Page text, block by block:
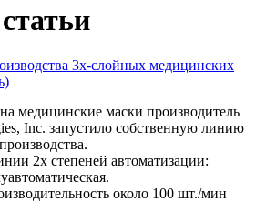
3х-слойных медицинских
медицинские маски производитель
Inc. запустило собственную линию
2х степеней автоматизации:
около 100 шт./мин